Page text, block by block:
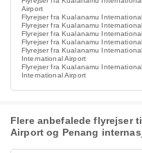
Airport
Flyrejser fra Kualanamu
Flyrejser fra Kualanamu
Flyrejser fra Kualanamu
Flyrejser fra Kualanamu
Flyrejser fra Kualanamu
International Airport
Flyrejser fra Kualanamu
International Airport
Flere anbefalede flyrejser
Airport og Penang